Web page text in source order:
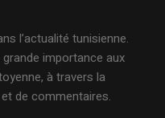
l’actualité tunisienne.
importance aux
à travers la
de commentaires.